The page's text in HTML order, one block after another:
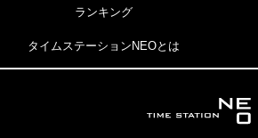
ランキング
タイムステーションNEOとは